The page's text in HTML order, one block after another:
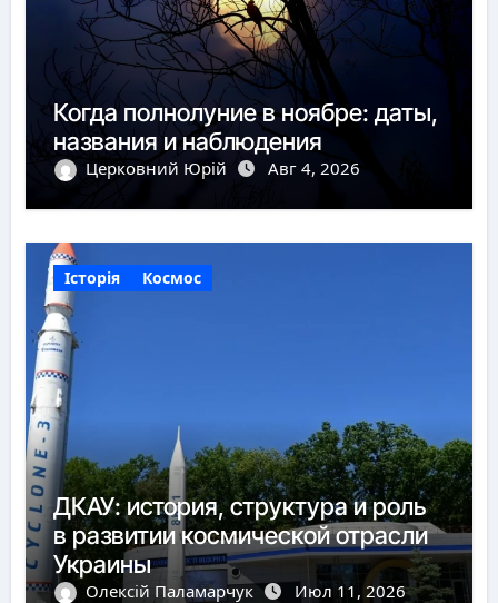
Когда полнолуние в ноябре: даты,
названия и наблюдения
Церковний Юрій Авг 4, 2026
Історія Космос
ДКАУ: история, структура и роль
в развитии космической отрасли
Украины
Олексій Паламарчук Июл 11, 2026